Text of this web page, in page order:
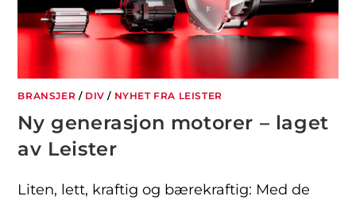
BRANSJER / DIV / NYHET FRA LEISTER
Ny generasjon motorer – laget
av Leister
Liten, lett, kraftig og bærekraftig: Med de